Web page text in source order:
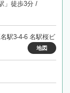
」徒歩3分 /
駅3-4-6 名駅桜ビ
地図